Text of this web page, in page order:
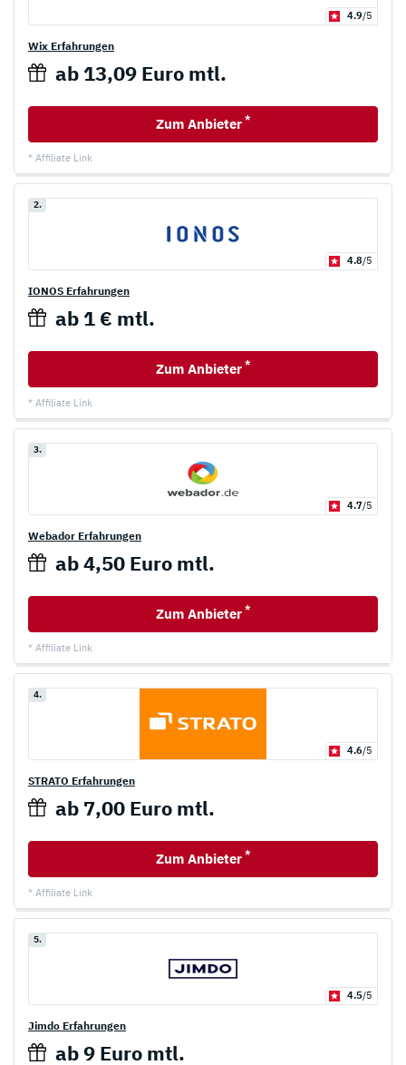
4.9/5
Wix Erfahrungen
ab 13,09 Euro mtl.
Zum Anbieter *
* Affiliate Link
2.
4.8/5
IONOS Erfahrungen
ab 1 € mtl.
Zum Anbieter *
* Affiliate Link
3.
4.7/5
Webador Erfahrungen
ab 4,50 Euro mtl.
Zum Anbieter *
* Affiliate Link
4.
4.6/5
STRATO Erfahrungen
ab 7,00 Euro mtl.
Zum Anbieter *
* Affiliate Link
5.
4.5/5
Jimdo Erfahrungen
ab 9 Euro mtl.